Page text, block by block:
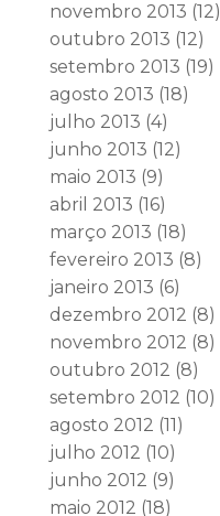
novembro 2013 (12)
outubro 2013 (12)
setembro 2013 (19)
agosto 2013 (18)
julho 2013 (4)
junho 2013 (12)
maio 2013 (9)
abril 2013 (16)
março 2013 (18)
fevereiro 2013 (8)
janeiro 2013 (6)
dezembro 2012 (8)
novembro 2012 (8)
outubro 2012 (8)
setembro 2012 (10)
agosto 2012 (11)
julho 2012 (10)
junho 2012 (9)
maio 2012 (18)